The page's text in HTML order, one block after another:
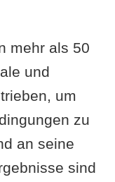
mehr als 50
und
um
zu
an seine
sind